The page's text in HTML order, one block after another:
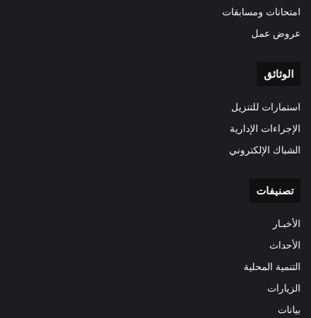
امتحانات ومسابقات
عروض عمل
الوثائق
استمارات للتنزيل
الإجراءات الإدارية
الشباك الإلكتروني
تصنيفات
الأخبـار
الأحداث
التنمية المحلية
الزيارات
بيانات